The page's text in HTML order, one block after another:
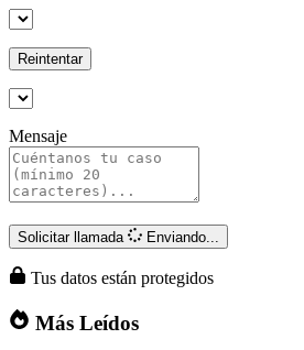
Reintentar
Mensaje
Solicitar llamada Enviando...
Tus datos están protegidos
Más Leídos